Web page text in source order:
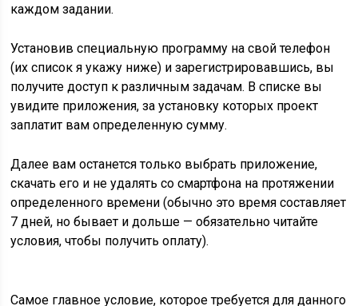
каждом задании.
Установив специальную программу на свой телефон
(их список я укажу ниже) и зарегистрировавшись, вы
получите доступ к различным задачам. В списке вы
увидите приложения, за установку которых проект
заплатит вам определенную сумму.
Далее вам останется только выбрать приложение,
скачать его и не удалять со смартфона на протяжении
определенного времени (обычно это время составляет
7 дней, но бывает и дольше — обязательно читайте
условия, чтобы получить оплату).
Самое главное условие, которое требуется для данного